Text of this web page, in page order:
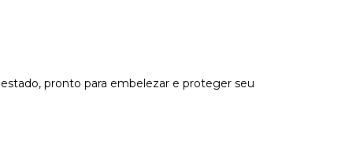
pronto para embelezar e proteger seu